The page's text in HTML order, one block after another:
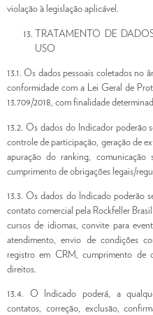
violação à legislação aplicável.
TRATAMENTO DE
USO
13.1. Os dados pessoais coletados no
conformidade com a Lei Geral de
13.709/2018, com finalidade
13.2. Os dados do Indicador poderão
controle de participação, geração de
apuração do ranking, comunicação
cumprimento de obrigações legais/
13.3. Os dados do Indicado poderão
contato comercial pela Rockfeller
cursos de idiomas, convite para
atendimento, envio de condições
registro em CRM, cumprimento de
direitos.
13.4. O Indicado poderá, a
contatos, correção, exclusão,